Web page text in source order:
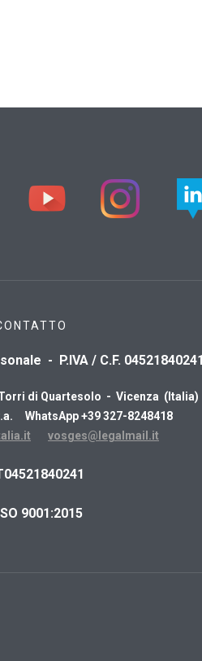
- P.IVA / C.F. 04521840241
di Quartesolo - Vicenza (Italia)
WhatsApp +39 327-8248418
vosges@legalmail.it
9001:2015